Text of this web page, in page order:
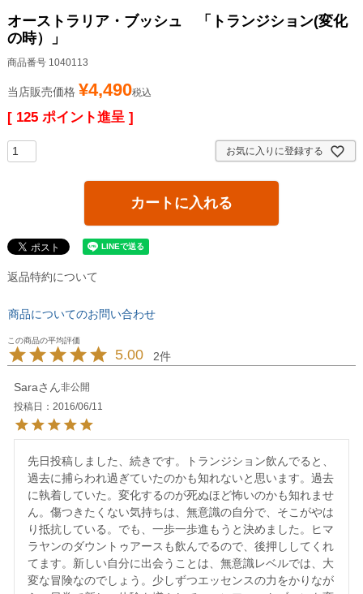
オーストラリア・ブッシュ 「トランジション(変化
の時）」
商品番号 1040113
当店販売価格 ¥4,490税込
[ 125 ポイント進呈 ]
お気に入りに登録する
カートに入れる
返品特約について
商品についてのお問い合わせ
5.00 2
Sara
非公開
投稿日
2016/06/11
先日投稿しました、続きです。トランジション飲んでると、
過去に捕らわれ過ぎていたのかも知れないと思います。過去
に執着していた。変化するのが死ぬほど怖いのかも知れませ
ん。傷つきたくない気持ちは、無意識の自分で、そこがやは
り抵抗している。でも、一歩一歩進もうと決めました。ヒマ
ラヤンのダウントゥアースも飲んでるので、後押ししてくれ
てます。新しい自分に出会うことは、無意識レベルでは、大
変な冒険なのでしょう。少しずつエッセンスの力をかりなが